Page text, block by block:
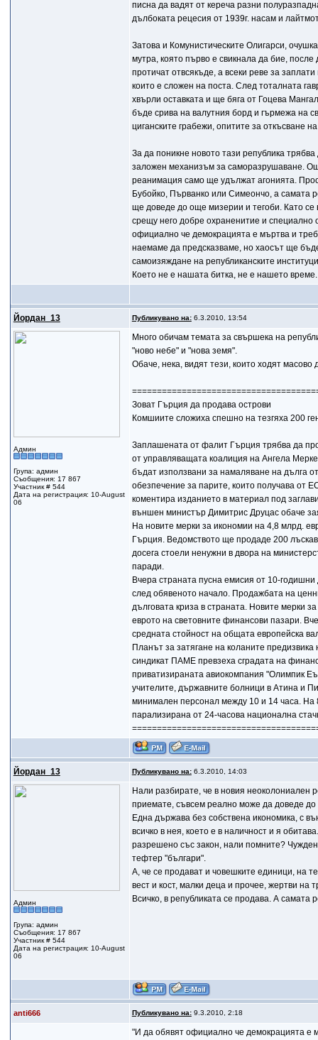
писна да вадят от кереча разни
дълбоката рецесия от 1939г. насам и
Затова и Комунистическите Олигарси,
мутра, която първо е свикнала да бие,
протичат отвсякъде, а всеки реве за
които е сложен на поста. След тоталната
хвърли оставката и ще бяга от Гоцева
бъде срива на валутния борд и гърмежа на
циганските грабежи, опитите за откъсване
За да поникне новото тази република
заложен механизъм за саморазрушаване.
реанимация само ще удължат агонията.
Бубойко, Първанко или Симеончо, а самата
ще доведе до още мизерии и тегоби. Като
срещу него добре охраненитие и
официално че демокрацията е мъртва и
наемаме да предсказваме, но хаосът ще
самоизяждане на републиканските
Което не е нашата битка, не е нашето
Йордан_13 Публикувано на:6.3.2010, 13:54
Админ
Група: админ
Съобщения: 17 867
Участник # 544
Дата на регистрация: 10-August
06
Много обичам темата за свършека на
"ново небе" и "нова земя".
Обаче, нека, видят тези, които ходят масово
Зоват Гърция да продава острови
Комшиите сложиха спешно на тезгяха 200
Заплашената от фалит Гърция трябва да
от управляващата коалиция на Ангела
бъдат използвани за намаляване на дълга
обезпечение за парите, които получава от
коментира изданието в материал под
външен министър Димитрис Друцас обаче
На новите мерки за икономии на 4,8 млрд.
Гърция. Ведомството ще продаде 200
досега стоели ненужни в двора на
паради.
Вчера страната пусна емисия от 10-
след обявеното начало. Продажбата на
дълговата криза в страната. Новите мерки
еврото на световните финансови пазари.
средната стойност на общата европейска
Планът за затягане на коланите
синдикат ПАМЕ превзеха сградата на
приватизираната авиокомпания "Олимпик
учителите, държавните болници в Атина и
минимален персонал между 10 и 14 часа. На
парализирана от 24-часова национална
Йордан_13 Публикувано на:6.3.2010, 14:03
Админ
Група: админ
Съобщения: 17 867
Участник # 544
Дата на регистрация: 10-August
06
Нали разбирате, че в новия неоколониален
приемате, съвсем реално може да доведе
Една държава без собствена икономика, с
всичко в нея, което е в наличност и я
разрешено със закон, нали помните?
тефтер "българи".
А, че се продават и човешките единици, на
вест и кост, малки деца и прочее, жертви на
Всичко, в републиката се продава. А
anti666 Публикувано на:9.3.2010, 2:18
"И да обявят официално че демокрацията е